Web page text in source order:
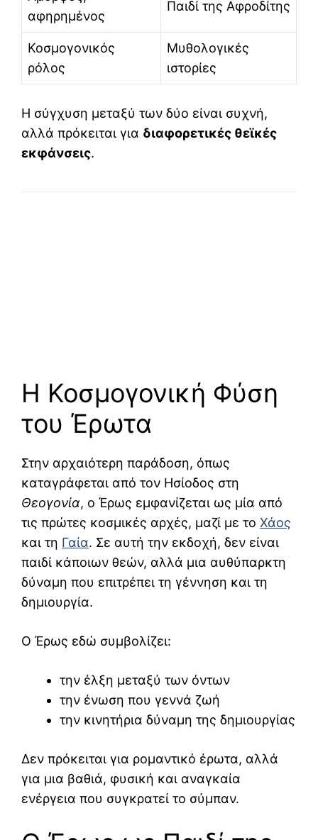
αφηρημένος
Παιδί της Αφροδίτης
Κοσμογονικός
ρόλος
Μυθολογικές
ιστορίες
Η σύγχυση μεταξύ των δύο είναι συχνή,
αλλά πρόκειται για διαφορετικές θεϊκές
εκφάνσεις.
Η Κοσμογονική Φύση
του Έρωτα
Στην αρχαιότερη παράδοση, όπως
καταγράφεται από τον Ησίοδος στη
Θεογονία, ο Έρως εμφανίζεται ως μία από
τις πρώτες κοσμικές αρχές, μαζί με το Χάος
και τη Γαία. Σε αυτή την εκδοχή, δεν είναι
παιδί κάποιων θεών, αλλά μια αυθύπαρκτη
δύναμη που επιτρέπει τη γέννηση και τη
δημιουργία.
Ο Έρως εδώ συμβολίζει:
την έλξη μεταξύ των όντων
την ένωση που γεννά ζωή
την κινητήρια δύναμη της δημιουργίας
Δεν πρόκειται για ρομαντικό έρωτα, αλλά
για μια βαθιά, φυσική και αναγκαία
ενέργεια που συγκρατεί το σύμπαν.